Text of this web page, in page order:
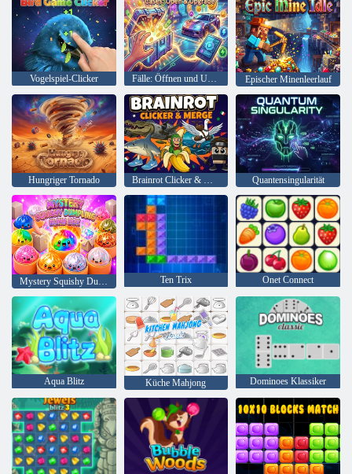
Vogelspiel-Clicker Fälle: Öffnen und Upgraden Epischer Minenleerlauf
Hungriger Tornado Brainrot Clicker & Merge Quantensingularität
Ten Trix Onet Connect
Aqua Blitz Küche Mahjong Dominoes Klassiker